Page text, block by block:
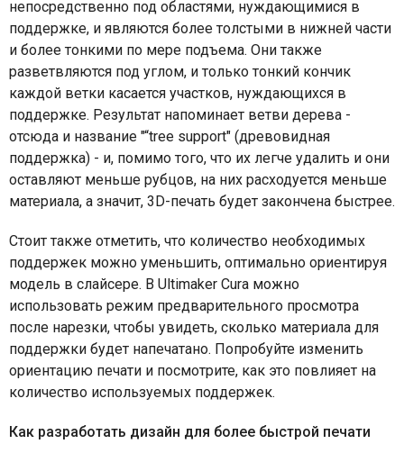
непосредственно под областями, нуждающимися в
поддержке, и являются более толстыми в нижней части
и более тонкими по мере подъема. Они также
разветвляются под углом, и только тонкий кончик
каждой ветки касается участков, нуждающихся в
поддержке. Результат напоминает ветви дерева -
отсюда и название "“tree support" (древовидная
поддержка) - и, помимо того, что их легче удалить и они
оставляют меньше рубцов, на них расходуется меньше
материала, а значит, 3D-печать будет закончена быстрее.
Стоит также отметить, что количество необходимых
поддержек можно уменьшить, оптимально ориентируя
модель в слайсере. В Ultimaker Cura можно
использовать режим предварительного просмотра
после нарезки, чтобы увидеть, сколько материала для
поддержки будет напечатано. Попробуйте изменить
ориентацию печати и посмотрите, как это повлияет на
количество используемых поддержек.
Как разработать дизайн для более быстрой печати